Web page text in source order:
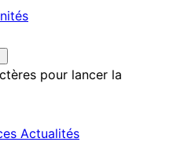
pour lancer la
Actualités